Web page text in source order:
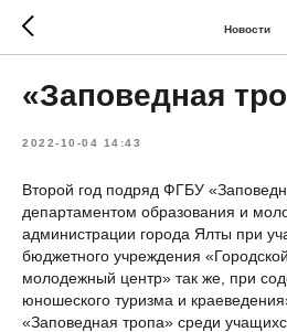
Новости
«Заповедная
2022-10-04 14:43
Второй год подряд ФГБУ
департаментом образования и
администрации города Ялты при
бюджетного учреждения
молодежный центр» так же, при
юношеского туризма и
«Заповедная тропа» среди